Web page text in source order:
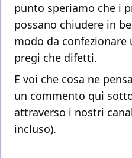
punto speriamo che i
possano chiudere in
modo da
pregi che difetti.
E voi che cosa ne
un commento qui
attraverso i nostri
incluso).